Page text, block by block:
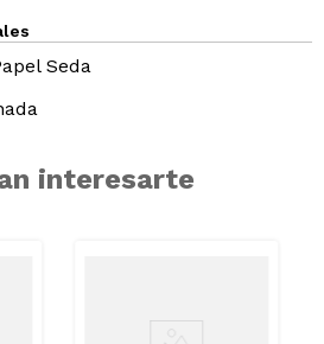
Seda
interesarte